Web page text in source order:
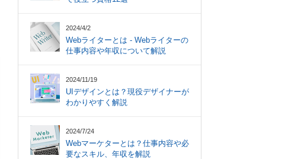
2024/4/2
Webライターとは - Webライターの
仕事内容や年収について解説
2024/11/19
UIデザインとは？現役デザイナーが
わかりやすく解説
2024/7/24
Webマーケターとは？仕事内容や必
要なスキル、年収を解説